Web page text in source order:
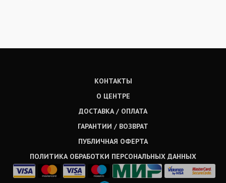
КОНТАКТЫ
О ЦЕНТРЕ
ДОСТАВКА / ОПЛАТА
ГАРАНТИИ / ВОЗВРАТ
ПУБЛИЧНАЯ ОФЕРТА
ПОЛИТИКА ОБРАБОТКИ ПЕРСОНАЛЬНЫХ ДАННЫХ